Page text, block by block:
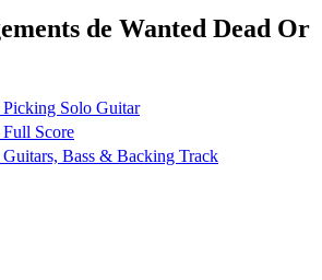
de Wanted Dead Or
Solo Guitar
Score
Bass & Backing Track